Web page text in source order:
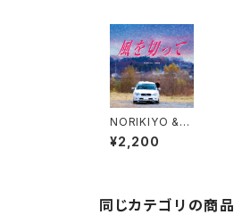
NORIKIYO &
田我流 / 風を切
って [7inch]
¥2,200
同じカテゴリの商品